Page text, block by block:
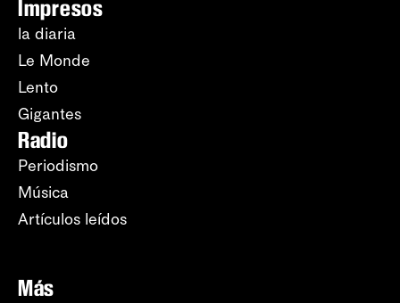
Impresos
la diaria
Le Monde
Lento
Gigantes
Radio
Periodismo
Música
Artículos leídos
Más